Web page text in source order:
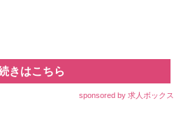
きはこちら
sponsored by 求人ボックス